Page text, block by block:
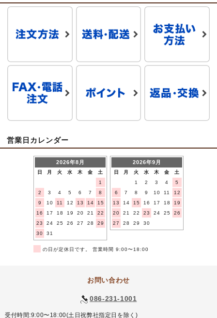
営業日カレンダー
2026年8月
日 月 火 水 木 金
土
1
2
3 4 5 6 7
8
9
10 11 12 13 14
15
16
17 18 19 20 21
22
23
24 25 26 27 28
29
30
31
2026年9月
日 月 火 水 木 金
土
1
2 3 4
5
6
7 8 9 10 11
12
13
14 15 16 17 18
19
20
21 22 23 24 25
26
27
28 29 30
の日が定休日です。 営業時間 9:00〜18:00
お問い合わせ
086-231-1001
受付時間:9:00〜18:00(土日祝弊社指定日を除く)